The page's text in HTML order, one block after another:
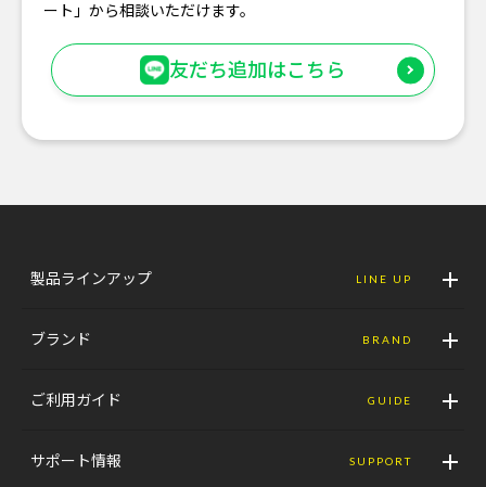
ート」から相談いただけます。
友だち追加はこちら
製品ラインアップ LINE UP
ブランド BRAND
ご利用ガイド GUIDE
サポート情報 SUPPORT